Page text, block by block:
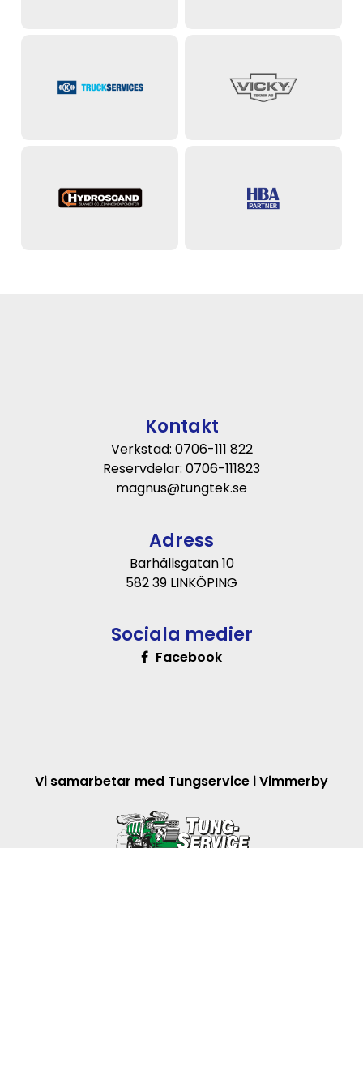
Kontakt
Verkstad: 0706-111 822
Reservdelar: 0706-111823
magnus@tungtek.se
Adress
Barhällsgatan 10
582 39 LINKÖPING
Sociala medier
Facebook
Vi samarbetar med Tungservice i Vimmerby